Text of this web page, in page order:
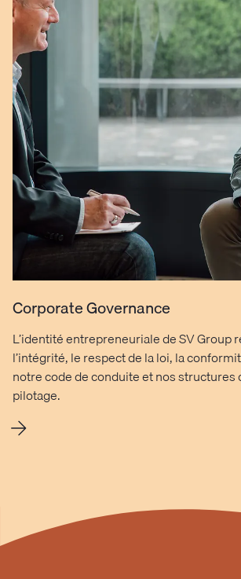
Corporate Governance
L’identité entrepreneuriale de SV Group
l’intégrité, le respect de la loi, la
notre code de conduite et nos structures
pilotage.